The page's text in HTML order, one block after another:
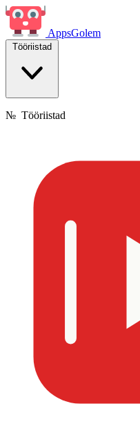
AppsGolem
Tööriistad
№ Tööriistad